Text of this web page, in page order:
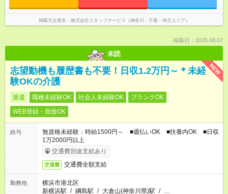
掲載元企業名 株式会社スタッフサービス（神奈川・千葉・埼玉エリア）
掲載日：2026.08.07
未読
NEW
志望動機も履歴書も不要！日収1.2万円～＊未経
験OKの介護
派遣 職種未経験OK 社会人未経験OK
ブランクOK
WEB登録・面接OK
給与
無資格未経験：時給1500円～ ■週払いOK ■扶養内OK ■日収
1万2000円以上
交通費別途支給あり
交通費 交通費全額支給
勤務地
横浜市港北区
新横浜駅 / 綱島駅 / 大倉山(神奈川県)駅 / …